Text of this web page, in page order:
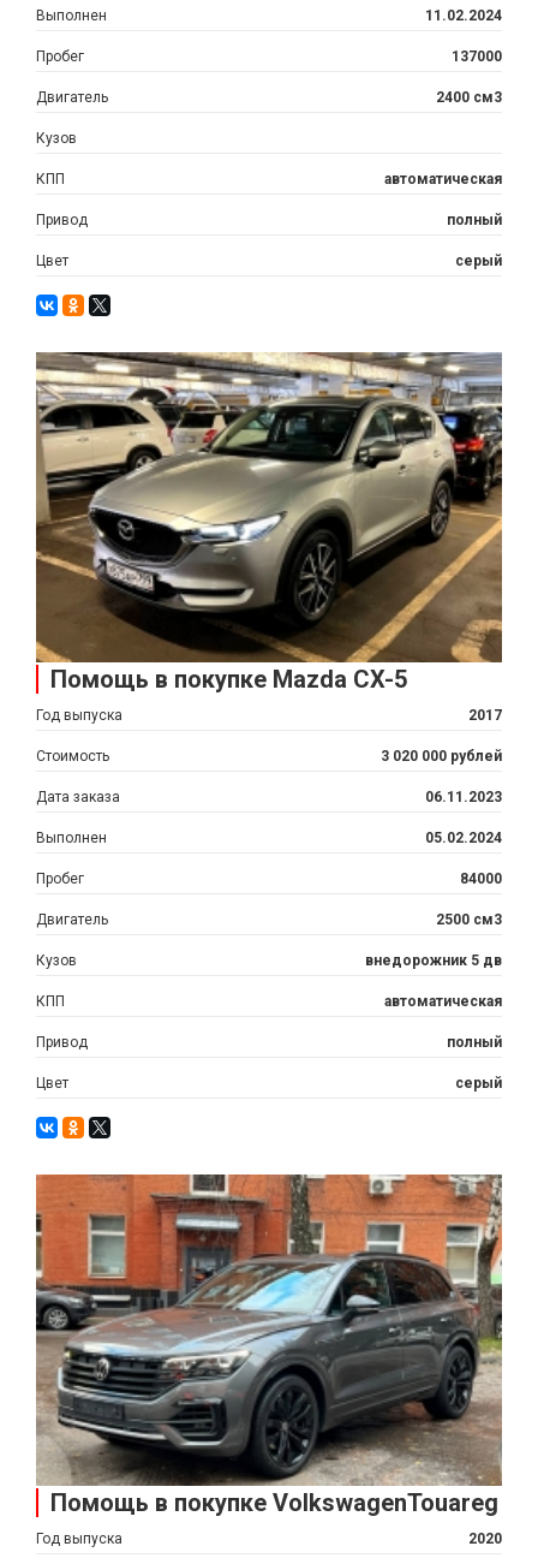
Выполнен 11.02.2024
Пробег 137000
Двигатель 2400 см3
Кузов
КПП автоматическая
Привод полный
Цвет серый
Помощь в покупке Mazda CX-5
Год выпуска 2017
Стоимость 3 020 000 рублей
Дата заказа 06.11.2023
Выполнен 05.02.2024
Пробег 84000
Двигатель 2500 см3
Кузов внедорожник 5 дв
КПП автоматическая
Привод полный
Цвет серый
Помощь в покупке VolkswagenTouareg
Год выпуска 2020